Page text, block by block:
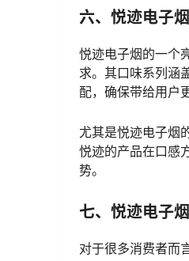
六、悦迹电子
悦迹电子烟的一个
求。其口味系列涵
配，确保带给用户
尤其是悦迹电子烟
悦迹的产品在口感
势。
七、悦迹电子
对于很多消费者而